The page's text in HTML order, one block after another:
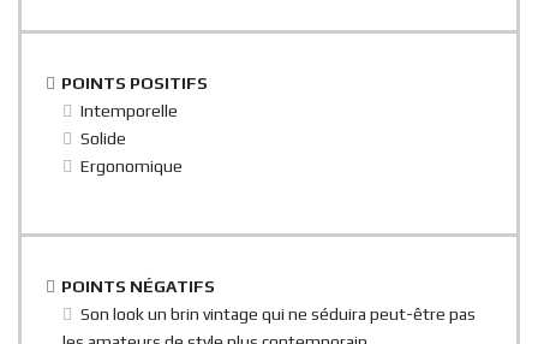
POINTS POSITIFS
Intemporelle
Solide
Ergonomique
POINTS NÉGATIFS
Son look un brin vintage qui ne séduira peut-être pas